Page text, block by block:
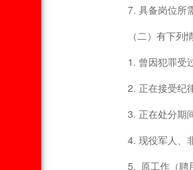
7. 具备岗位所
（二）有下列
1. 曾因犯罪受
2. 正在接受纪
3. 正在处分期
4. 现役军人、
5. 原工作（聘